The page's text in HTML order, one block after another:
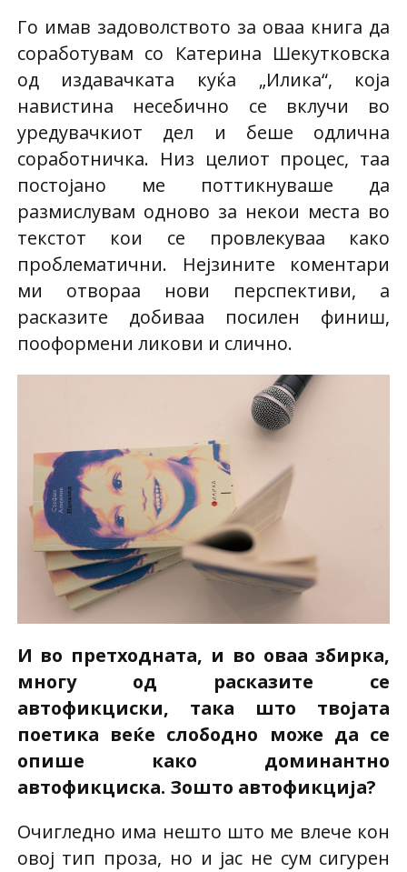
Го имав задоволството за оваа книга да
соработувам со Катерина Шекутковска
од издавачката куќа „Илика“, која
навистина несебично се вклучи во
уредувачкиот дел и беше одлична
соработничка. Низ целиот процес, таа
постојано ме поттикнуваше да
размислувам одново за некои места во
текстот кои се провлекуваа како
проблематични. Нејзините коментари
ми отвораа нови перспективи, а
расказите добиваа посилен финиш,
пооформени ликови и слично.
И во претходната, и во оваа збирка,
многу од расказите се
автофикциски, така што твојата
поетика веќе слободно може да се
опише како доминантно
автофикциска. Зошто автофикција?
Очигледно има нешто што ме влече кон
овој тип проза, но и јас не сум сигурен